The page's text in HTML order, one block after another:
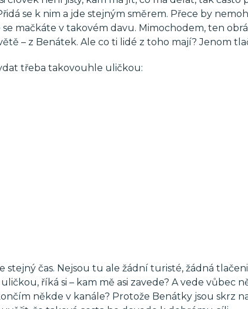
se k nim a jde stejným směrem. Přece by
se mačkáte v takovém davu. Mimochodem, ten
– z Benátek. Ale co ti lidé z toho mají? Jenom
třeba takovouhle uličkou:
stejný čas. Nejsou tu ale žádní turisté, žádná
říká si – kam mě asi zavede? A vede vůbec
někde v kanále? Protože Benátky jsou skrz